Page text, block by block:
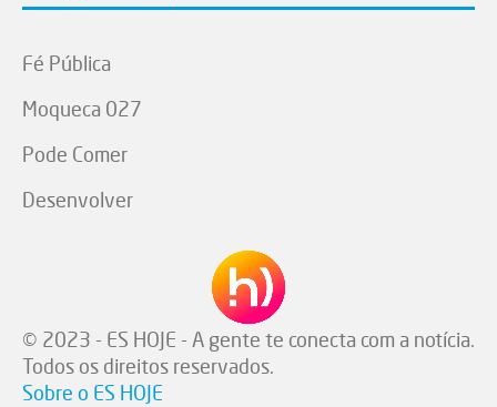
Fé Pública
Moqueca 027
Pode Comer
Desenvolver
© 2023 - ES HOJE - A gente te conecta com a notícia.
Todos os direitos reservados.
Sobre o ES HOJE